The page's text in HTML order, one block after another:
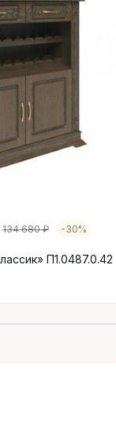
134 680 ₽ -30%
П1.0487.0.42